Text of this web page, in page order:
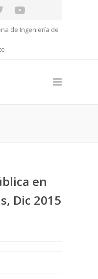
de Ingeniería de
en
Dic 2015